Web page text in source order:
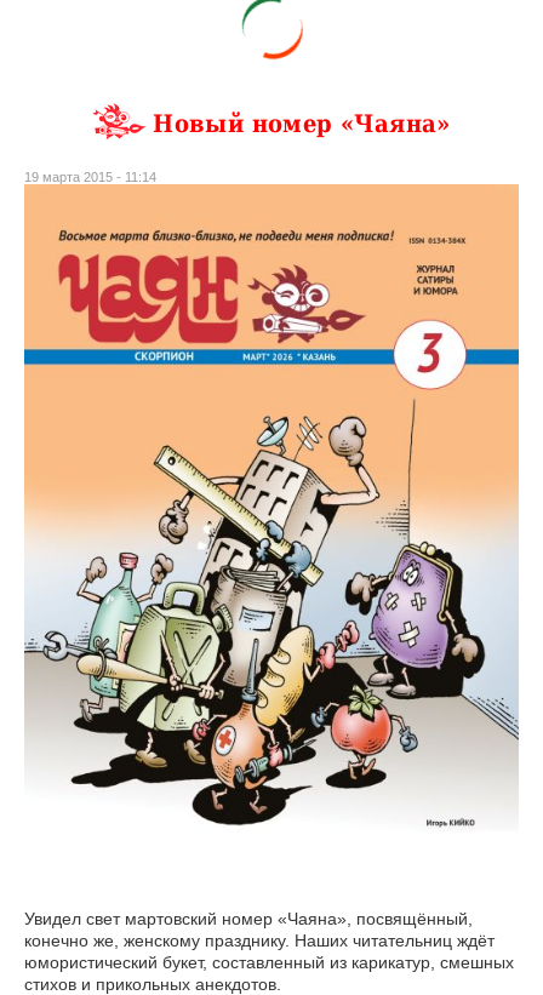
Новый номер «Чаяна»
19 марта 2015 - 11:14
Увидел свет мартовский номер «Чаяна», посвящённый,
конечно же, женскому празднику. Наших читательниц ждёт
юмористический букет, составленный из карикатур, смешных
стихов и прикольных анекдотов.